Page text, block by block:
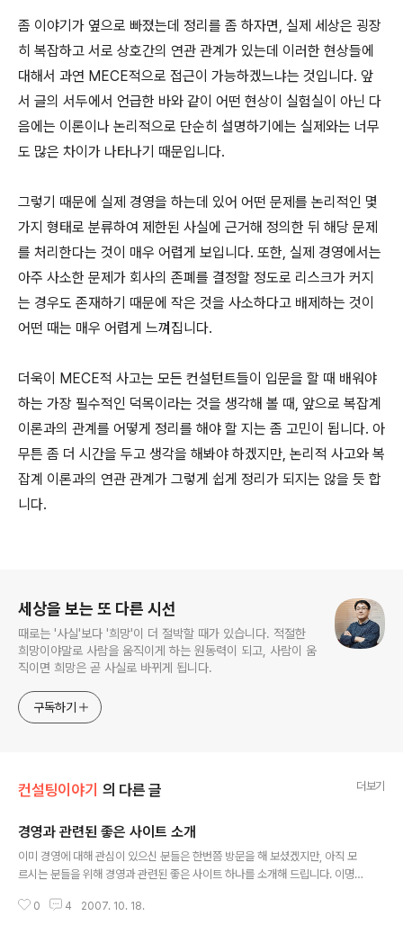
좀 이야기가 옆으로 빠졌는데 정리를 좀 하자면, 실제 세상은 굉장
히 복잡하고 서로 상호간의 연관 관계가 있는데 이러한 현상들에
대해서 과연 MECE적으로 접근이 가능하겠느냐는 것입니다. 앞
서 글의 서두에서 언급한 바와 같이 어떤 현상이 실험실이 아닌 다
음에는 이론이나 논리적으로 단순히 설명하기에는 실제와는 너무
도 많은 차이가 나타나기 때문입니다.
그렇기 때문에 실제 경영을 하는데 있어 어떤 문제를 논리적인 몇
가지 형태로 분류하여 제한된 사실에 근거해 정의한 뒤 해당 문제
를 처리한다는 것이 매우 어렵게 보입니다. 또한, 실제 경영에서는
아주 사소한 문제가 회사의 존폐를 결정할 정도로 리스크가 커지
는 경우도 존재하기 때문에 작은 것을 사소하다고 배제하는 것이
어떤 때는 매우 어렵게 느껴집니다.
더욱이 MECE적 사고는 모든 컨설턴트들이 입문을 할 때 배워야
하는 가장 필수적인 덕목이라는 것을 생각해 볼 때, 앞으로 복잡계
이론과의 관계를 어떻게 정리를 해야 할 지는 좀 고민이 됩니다. 아
무튼 좀 더 시간을 두고 생각을 해봐야 하겠지만, 논리적 사고와 복
잡계 이론과의 연관 관계가 그렇게 쉽게 정리가 되지는 않을 듯 합
니다.
세상을 보는 또 다른 시선
때로는 '사실'보다 '희망'이 더 절박할 때가 있습니다. 적절한
희망이야말로 사람을 움직이게 하는 원동력이 되고, 사람이 움
직이면 희망은 곧 사실로 바뀌게 됩니다.
구독하기
컨설팅이야기 의 다른 글 더보기
경영과 관련된 좋은 사이트 소개
이미 경영에 대해 관심이 있으신 분들은 한번쯤 방문을 해 보셨겠지만, 아직 모
르시는 분들을 위해 경영과 관련된 좋은 사이트 하나를 소개해 드립니다. 이명
니다. 필요한 정보가 다 있는 것은 아니지만, 어떤 부분에 대해 잘 이해가 안되는
0 4 2007. 10. 18.